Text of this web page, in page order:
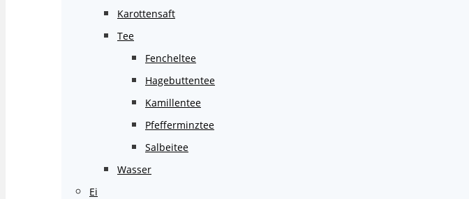
Karottensaft
Tee
Fencheltee
Hagebuttentee
Kamillentee
Pfefferminztee
Salbeitee
Wasser
Ei